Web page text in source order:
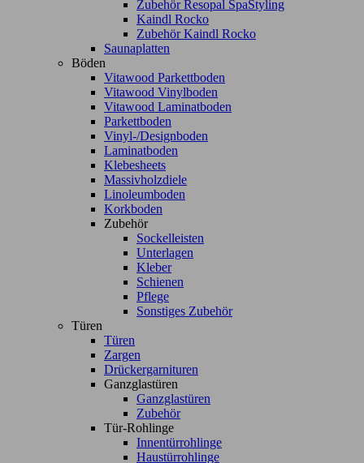
Zubehör Resopal SpaStyling
Kaindl Rocko
Zubehör Kaindl Rocko
Saunaplatten
Böden
Vitawood Parkettboden
Vitawood Vinylboden
Vitawood Laminatboden
Parkettboden
Vinyl-/Designboden
Laminatboden
Klebesheets
Massivholzdiele
Linoleumboden
Korkboden
Zubehör
Sockelleisten
Unterlagen
Kleber
Schienen
Pflege
Sonstiges Zubehör
Türen
Türen
Zargen
Drückergarnituren
Ganzglastüren
Ganzglastüren
Zubehör
Tür-Rohlinge
Innentürrohlinge
Haustürrohlinge